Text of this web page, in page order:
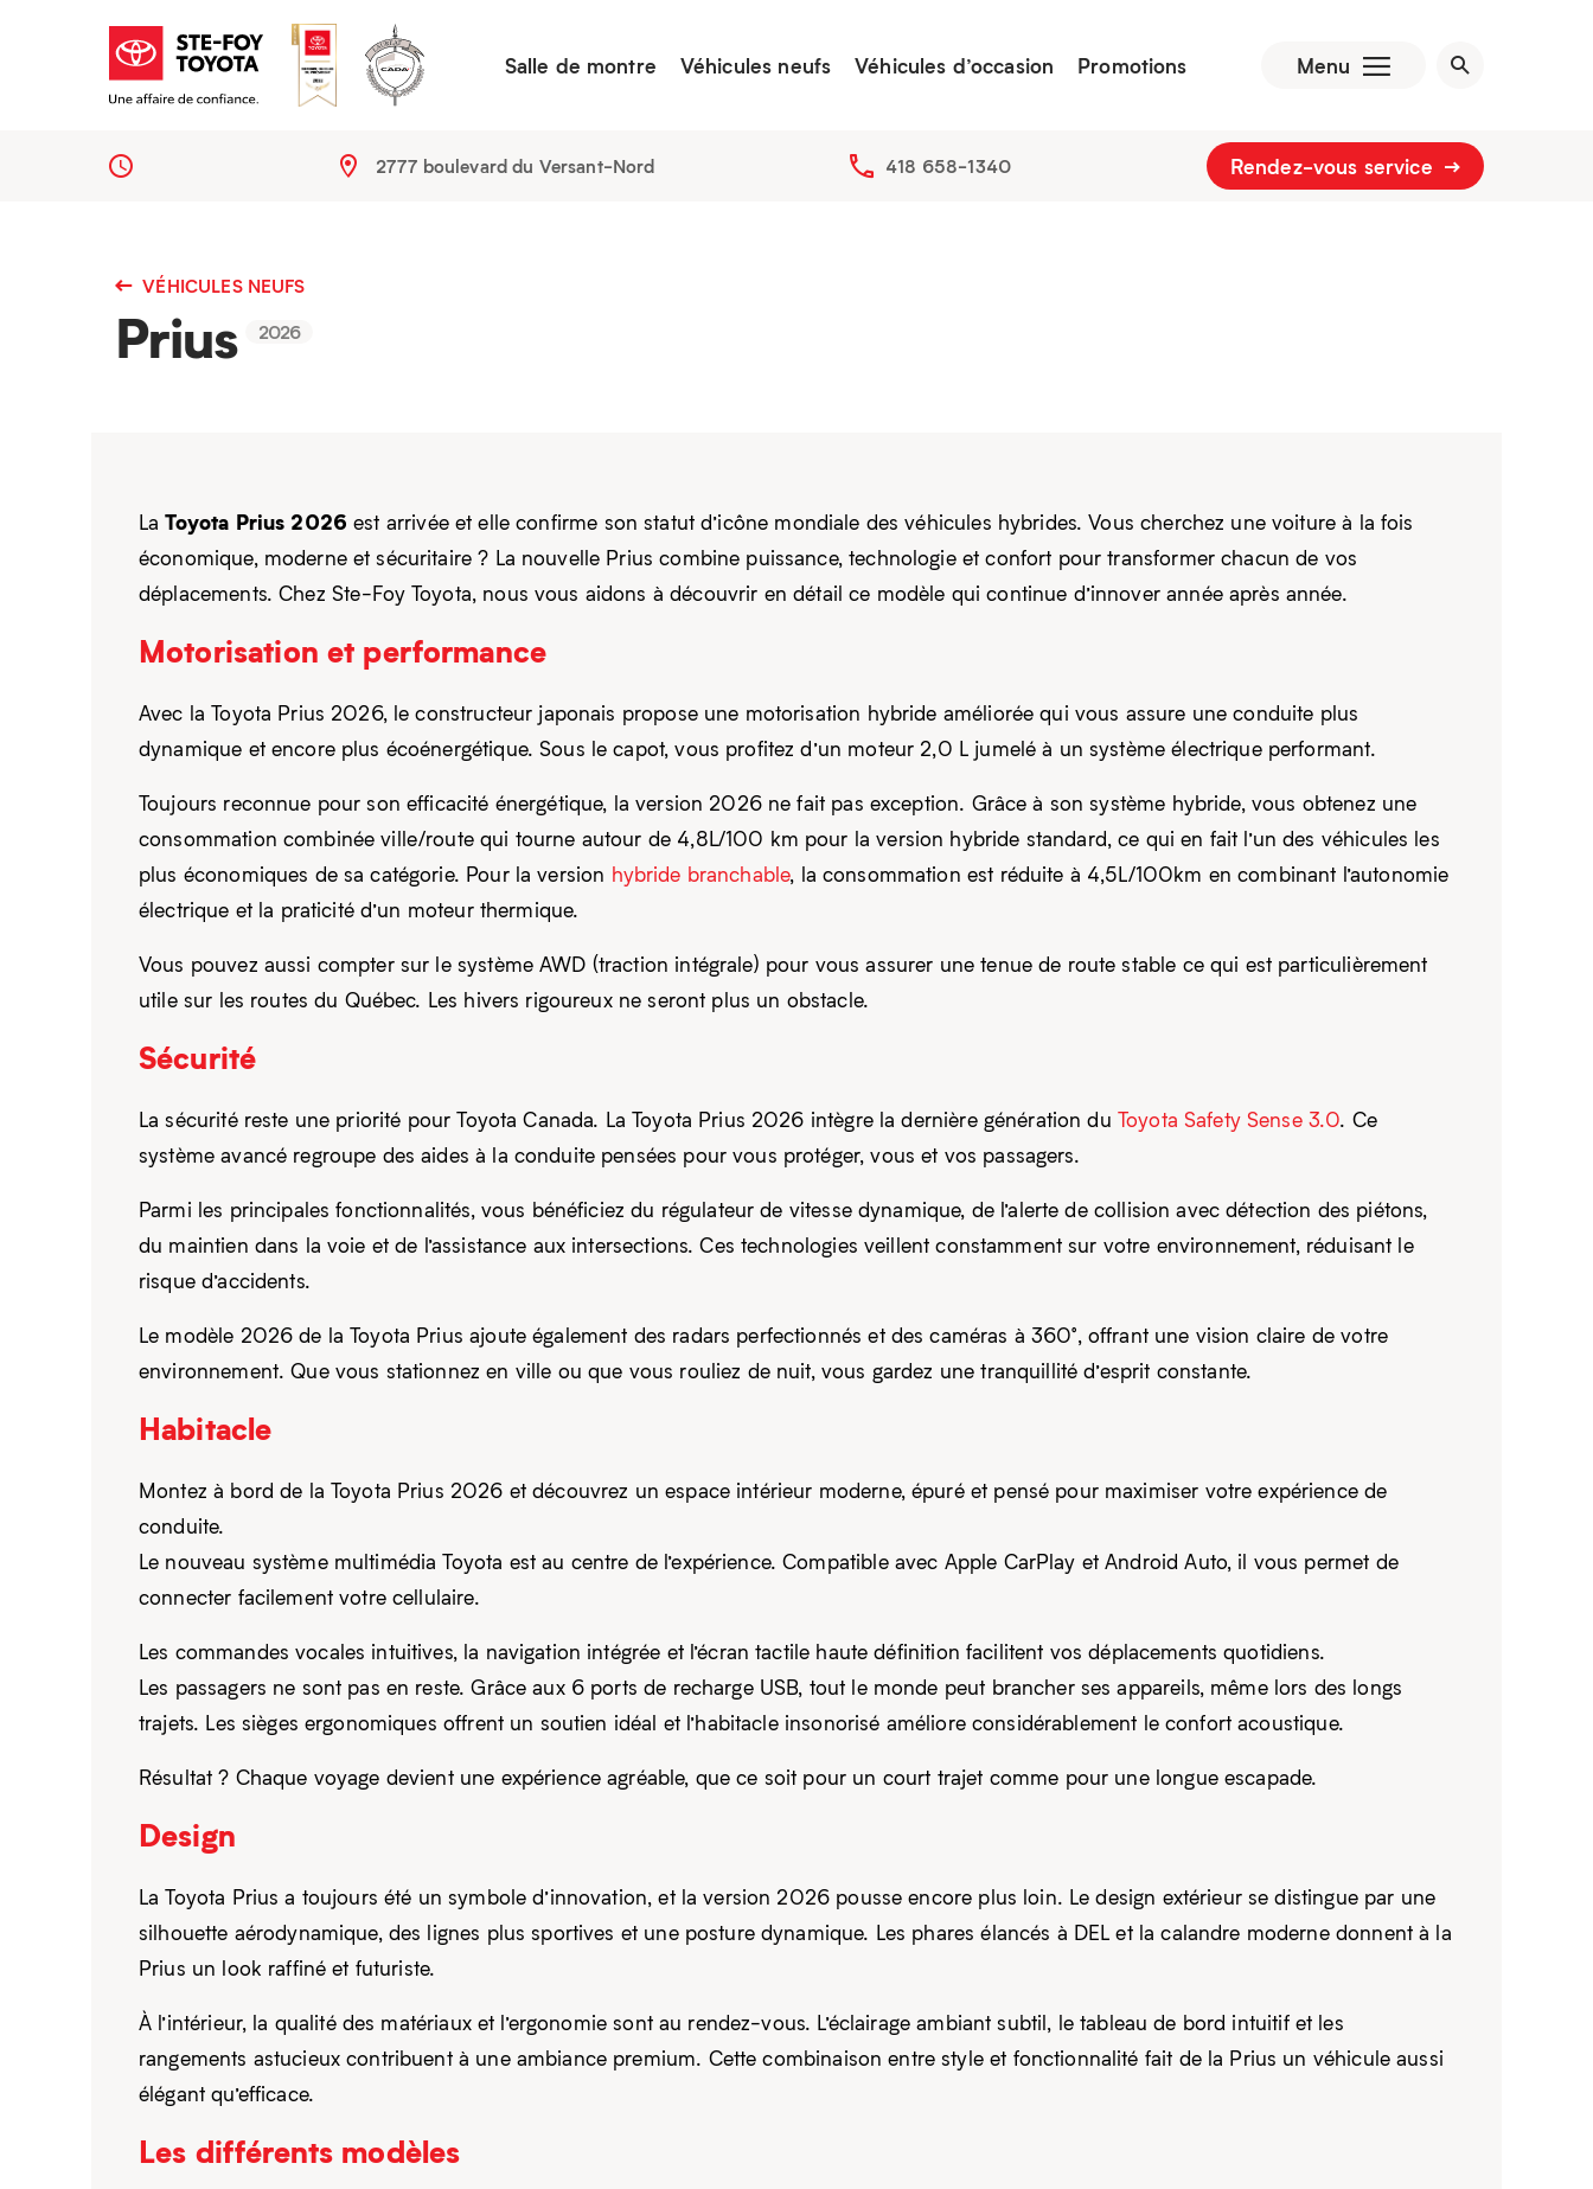
Salle de montre Véhicules neufs Véhicules d’occasion Promotions Menu
2777 boulevard du Versant-Nord 418 658-1340 Rendez-vous service
VÉHICULES NEUFS
Prius 2026
LaToyota Prius 2026 est arrivée et elle confirme son statut d’icône mondiale des véhicules hybrides. Vous cherchez une voiture à la fois
économique, moderne et sécuritaire ? La nouvelle Prius combine puissance, technologie et confort pour transformer chacun de vos
déplacements. Chez Ste-Foy Toyota, nous vous aidons à découvrir en détail ce modèle qui continue d’innover année après année.
Motorisation et performance
Avec la Toyota Prius 2026, le constructeur japonais propose une motorisation hybride améliorée qui vous assure une conduite plus
dynamique et encore plus écoénergétique. Sous le capot, vous profitez d’un moteur 2,0 L jumelé à un système électrique performant.
Toujours reconnue pour son efficacité énergétique, la version 2026 ne fait pas exception. Grâce à son système hybride, vous obtenez une
consommation combinée ville/route qui tourne autour de 4,8L/100 km pour la version hybride standard, ce qui en fait l’un des véhicules les
plus économiques de sa catégorie. Pour la version hybride branchable, la consommation est réduite à 4,5L/100km en combinant l’autonomie
électrique et la praticité d’un moteur thermique.
Vous pouvez aussi compter sur le système AWD (traction intégrale) pour vous assurer une tenue de route stable ce qui est particulièrement
utile sur les routes du Québec. Les hivers rigoureux ne seront plus un obstacle.
Sécurité
La sécurité reste une priorité pour Toyota Canada. La Toyota Prius 2026 intègre la dernière génération du Toyota Safety Sense 3.0. Ce
système avancé regroupe des aides à la conduite pensées pour vous protéger, vous et vos passagers.
Parmi les principales fonctionnalités, vous bénéficiez du régulateur de vitesse dynamique, de l’alerte de collision avec détection des piétons,
du maintien dans la voie et de l’assistance aux intersections. Ces technologies veillent constamment sur votre environnement, réduisant le
risque d’accidents.
Le modèle 2026 de la Toyota Prius ajoute également des radars perfectionnés et des caméras à 360°, offrant une vision claire de votre
environnement. Que vous stationnez en ville ou que vous rouliez de nuit, vous gardez une tranquillité d’esprit constante.
Habitacle
Montez à bord de la Toyota Prius 2026 et découvrez un espace intérieur moderne, épuré et pensé pour maximiser votre expérience de
conduite.
Le nouveau système multimédia Toyota est au centre de l’expérience. Compatible avec Apple CarPlay et Android Auto, il vous permet de
connecter facilement votre cellulaire.
Les commandes vocales intuitives, la navigation intégrée et l’écran tactile haute définition facilitent vos déplacements quotidiens.
Les passagers ne sont pas en reste. Grâce aux 6 ports de recharge USB, tout le monde peut brancher ses appareils, même lors des longs
trajets. Les sièges ergonomiques offrent un soutien idéal et l’habitacle insonorisé améliore considérablement le confort acoustique.
Résultat ? Chaque voyage devient une expérience agréable, que ce soit pour un court trajet comme pour une longue escapade.
Design
La Toyota Prius a toujours été un symbole d’innovation, et la version 2026 pousse encore plus loin. Le design extérieur se distingue par une
silhouette aérodynamique, des lignes plus sportives et une posture dynamique. Les phares élancés à DEL et la calandre moderne donnent à la
Prius un look raffiné et futuriste.
À l’intérieur, la qualité des matériaux et l’ergonomie sont au rendez-vous. L’éclairage ambiant subtil, le tableau de bord intuitif et les
rangements astucieux contribuent à une ambiance premium. Cette combinaison entre style et fonctionnalité fait de la Prius un véhicule aussi
élégant qu’efficace.
Les différents modèles